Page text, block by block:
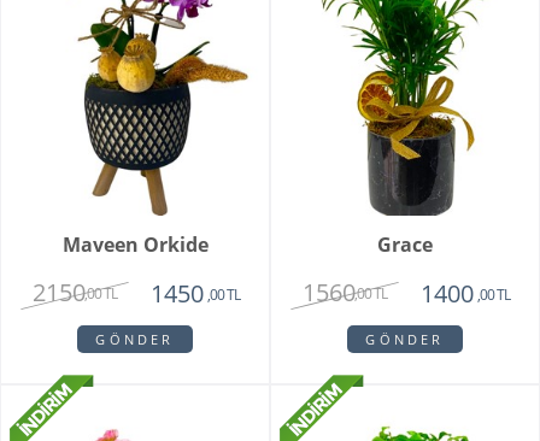
Maveen Orkide
2150,00 TL 1450 ,00 TL
GÖNDER
Grace
1560,00 TL 1400 ,00 TL
GÖNDER